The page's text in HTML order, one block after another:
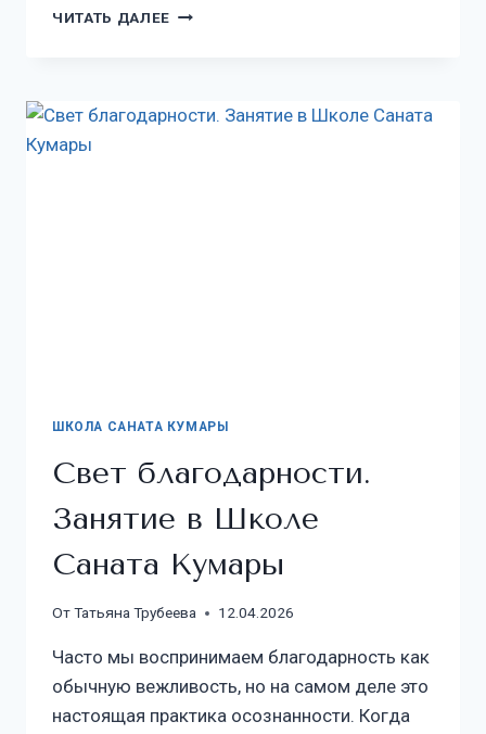
ЧИТАТЬ ДАЛЕЕ
ШКОЛА САНАТА КУМАРЫ
Свет благодарности.
Занятие в Школе
Саната Кумары
ОтТатьяна Трубеева 12.04.2026
Часто мы воспринимаем благодарность как
обычную вежливость, но на самом деле это
настоящая практика осознанности. Когда